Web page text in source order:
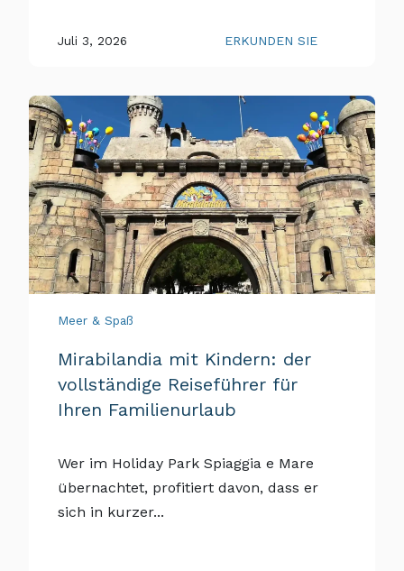
Juli 3, 2026 ERKUNDEN SIE
Meer & Spaß
Mirabilandia mit Kindern: der
vollständige Reiseführer für
Ihren Familienurlaub
Wer im Holiday Park Spiaggia e Mare
übernachtet, profitiert davon, dass er
sich in kurzer...